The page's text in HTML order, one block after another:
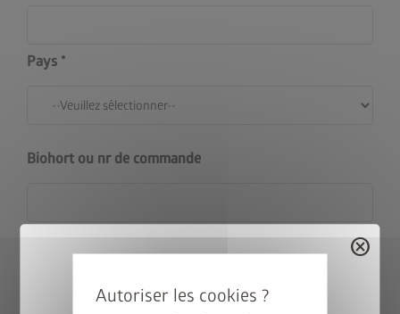
Pays
Biohort ou nr de commande
Numéro de commande commençant par A-... (remarque :cancel